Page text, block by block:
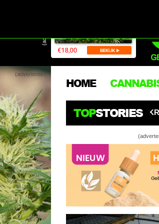
(advertentie)
(advertentie)
HOME
TOPSTORIES
AI-KWEEKROBOT SPYDER HANGT